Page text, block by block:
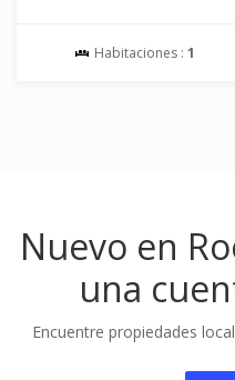
Habitaciones : 1
Nuevo en
una
Encuentre propiedades